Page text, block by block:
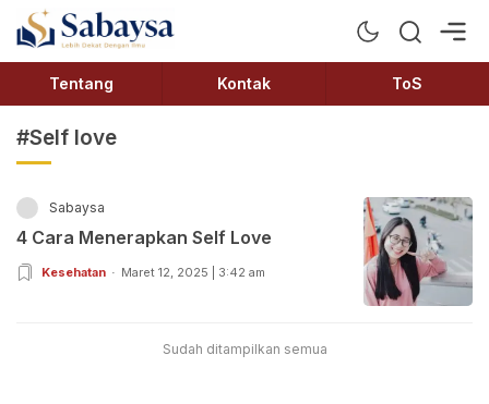
Sabaysa
Lebih Dekat Dengan Ilmu
Tentang Kontak ToS
#Self love
Sabaysa
4 Cara Menerapkan Self Love
Kesehatan Maret 12, 2025 | 3:42 am
Sudah ditampilkan semua